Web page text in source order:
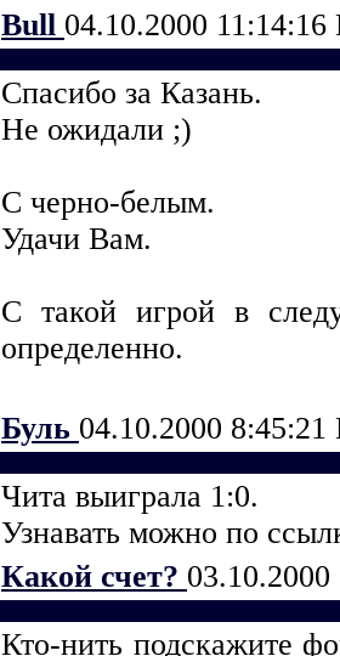
Bull 04.10.2000 11:14:16
Спасибо за Казань.
Не ожидали ;)
С черно-белым.
Удачи Вам.
С такой игрой в
определенно.
Буль 04.10.2000 8:45:21
Чита выиграла 1:0.
Узнавать можно по
Какой счет?
Кто-нить подскажите